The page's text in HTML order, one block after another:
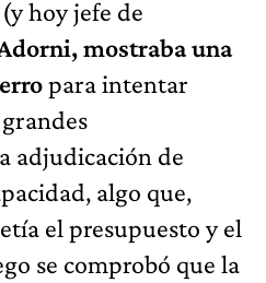
hoy jefe de
mostraba una
para intentar
adjudicación de
algo que,
el presupuesto y el
se comprobó que la